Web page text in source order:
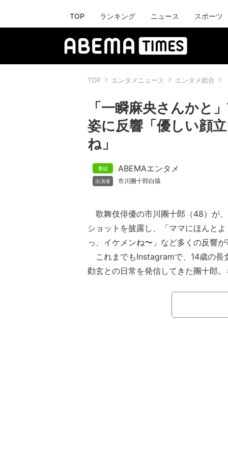
TOP ランキング ニュース スポーツ
TOP エンタメニュース エンタメ総合
「一瞬麻央さんかと
姿に反響「優しい顔
ね」
ABEMAエンタメ
市川團十郎白猿
歌舞伎俳優の市川團十郎（48）が
ショットを披露し、「ママにほんと
っ、イケメンね〜」など多くの反響が
これまでもInstagramで、14歳の長
勸玄との日常を発信してきた團十郎
そっくり」と話題になった和服姿の2